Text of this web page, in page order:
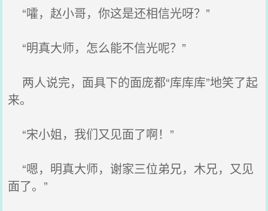
“嚯，赵小哥，你这是还相信光呀？”
“明真大师，怎么能不信光呢？”
两人说完，面具下的面庞都“库库库”地笑了起
来。
“宋小姐，我们又见面了啊！”
“嗯，明真大师，谢家三位弟兄，木兄，又见
面了。”